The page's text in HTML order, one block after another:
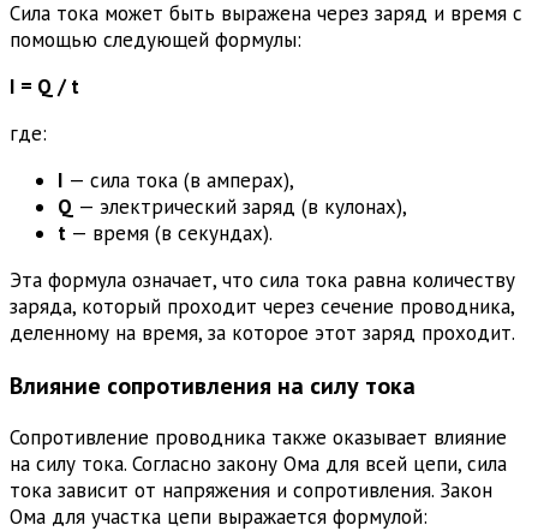
Сила тока может быть выражена через заряд и время с
помощью следующей формулы:
I = Q / t
где:
I — сила тока (в амперах),
Q — электрический заряд (в кулонах),
t — время (в секундах).
Эта формула означает, что сила тока равна количеству
заряда, который проходит через сечение проводника,
деленному на время, за которое этот заряд проходит.
Влияние сопротивления на силу тока
Сопротивление проводника также оказывает влияние
на силу тока. Согласно закону Ома для всей цепи, сила
тока зависит от напряжения и сопротивления. Закон
Ома для участка цепи выражается формулой: